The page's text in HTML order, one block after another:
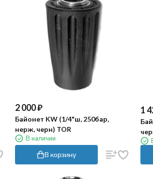
2 000₽
Байонет KW (1/4"ш, 250бар,
нерж, черн) TOR
В наличии
В корзину
1